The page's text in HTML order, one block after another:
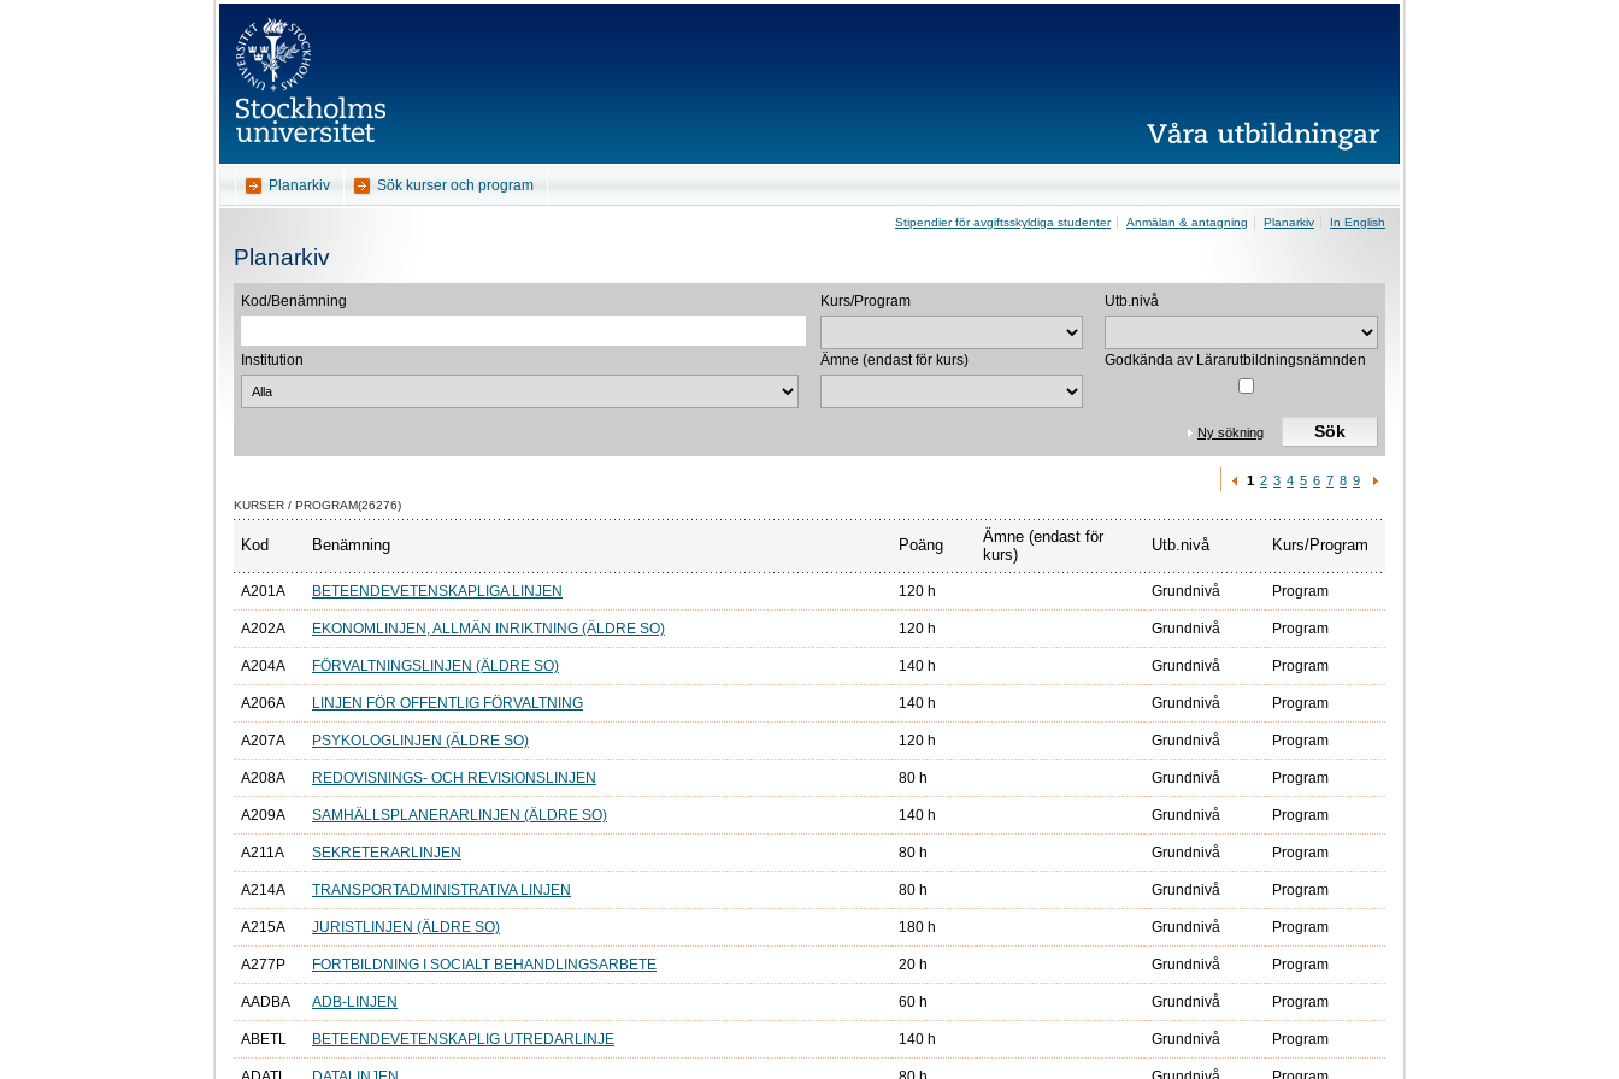
Planarkiv Sök kurser och program
Stipendier för avgiftsskyldiga studenter Anmälan & antagning Planarkiv In English
Planarkiv
Kod/Benämning Kurs/Program Utb.nivå
Institution Ämne (endast för kurs) Godkända av Lärarutbildningsnämnden
Ny sökning
1 2 3 4 5 6 7 8 9
KURSER / PROGRAM(26276)
Kod Benämning Poäng
Ämne (endast för
kurs)
Utb.nivå Kurs/Program
A201A BETEENDEVETENSKAPLIGA LINJEN 120 h Grundnivå Program
A202A EKONOMLINJEN, ALLMÄN INRIKTNING (ÄLDRE SO) 120 h Grundnivå Program
A204A FÖRVALTNINGSLINJEN (ÄLDRE SO) 140 h Grundnivå Program
A206A LINJEN FÖR OFFENTLIG FÖRVALTNING 140 h Grundnivå Program
A207A PSYKOLOGLINJEN (ÄLDRE SO) 120 h Grundnivå Program
A208A REDOVISNINGS- OCH REVISIONSLINJEN 80 h Grundnivå Program
A209A SAMHÄLLSPLANERARLINJEN (ÄLDRE SO) 140 h Grundnivå Program
A211A SEKRETERARLINJEN 80 h Grundnivå Program
A214A TRANSPORTADMINISTRATIVA LINJEN 80 h Grundnivå Program
A215A JURISTLINJEN (ÄLDRE SO) 180 h Grundnivå Program
A277P FORTBILDNING I SOCIALT BEHANDLINGSARBETE 20 h Grundnivå Program
AADBA ADB-LINJEN 60 h Grundnivå Program
ABETL BETEENDEVETENSKAPLIG UTREDARLINJE 140 h Grundnivå Program